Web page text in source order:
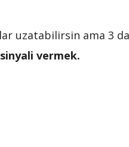
uzatabilirsin ama 3
vermek.